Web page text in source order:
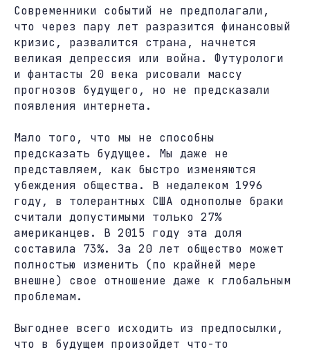
Современники событий не предполагали,
что через пару лет разразится финансовый
кризис, развалится страна, начнется
великая депрессия или война. Футурологи
и фантасты 20 века рисовали массу
прогнозов будущего, но не предсказали
появления интернета.
Мало того, что мы не способны
предсказать будущее. Мы даже не
представляем, как быстро изменяются
убеждения общества. В недалеком 1996
году, в толерантных США однополые браки
считали допустимыми только 27%
американцев. В 2015 году эта доля
составила 73%. За 20 лет общество может
полностью изменить (по крайней мере
внешне) свое отношение даже к глобальным
проблемам.
Выгоднее всего исходить из предпосылки,
что в будущем произойдет что-то